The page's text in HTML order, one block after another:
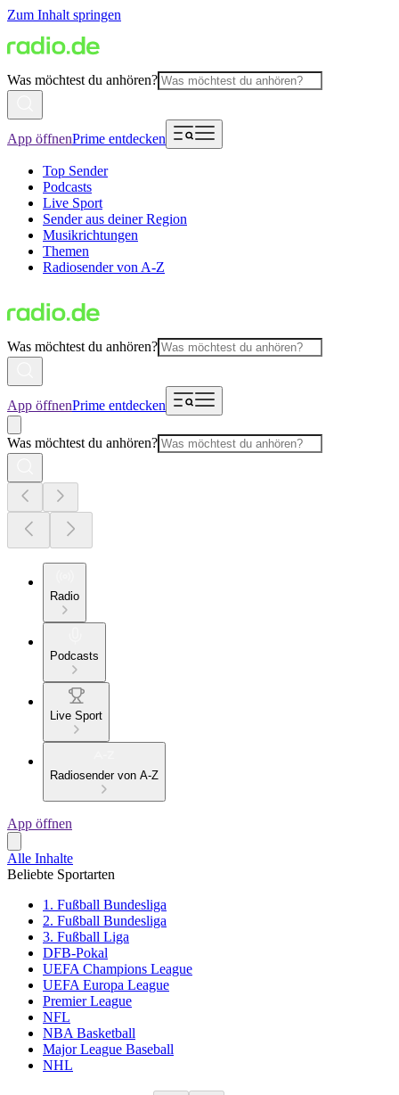
Zum Inhalt springen
Was möchtest du anhören?
App öffnenPrime entdecken
Top Sender
Podcasts
Live Sport
Sender aus deiner Region
Musikrichtungen
Themen
Radiosender von A-Z
Was möchtest du anhören?
App öffnenPrime entdecken
Was möchtest du anhören?
Radio
Podcasts
Live Sport
Radiosender von A-Z
App öffnen
Alle Inhalte
Beliebte Sportarten
1. Fußball Bundesliga
2. Fußball Bundesliga
3. Fußball Liga
DFB-Pokal
UEFA Champions League
UEFA Europa League
Premier League
NFL
NBA Basketball
Major League Baseball
NHL